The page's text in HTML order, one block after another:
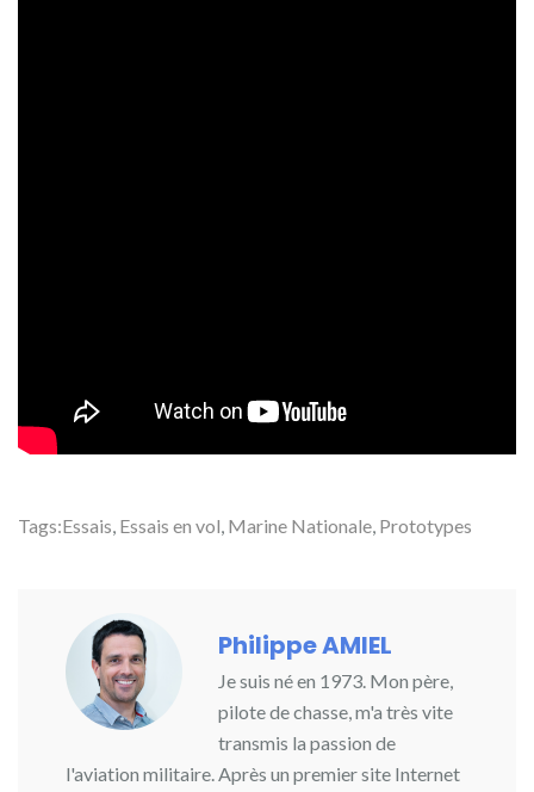
Tags:Essais, Essais en vol, Marine Nationale, Prototypes
Philippe AMIEL
Je suis né en 1973. Mon père,
pilote de chasse, m'a très vite
transmis la passion de
l'aviation militaire. Après un premier site Internet